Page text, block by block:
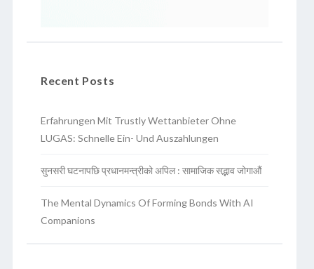
Recent Posts
Erfahrungen Mit Trustly Wettanbieter Ohne
LUGAS: Schnelle Ein- Und Auszahlungen
सुनसरी घटनापछि प्रधानमन्त्रीको अपिल : सामाजिक सद्भाव जोगाऔं
The Mental Dynamics Of Forming Bonds With AI
Companions